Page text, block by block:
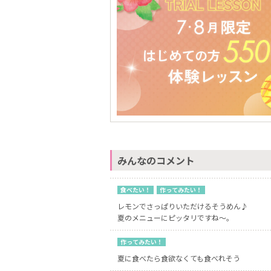
みんなのコメント
食べたい！ 作ってみたい！
レモンでさっぱりいただけるそうめん♪
夏のメニューにピッタリですね～。
作ってみたい！
夏に食べたら食欲なくても食べれそう